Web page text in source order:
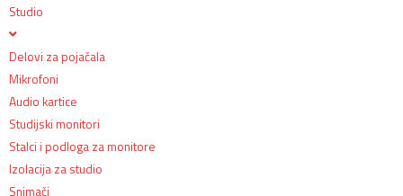
Studio
Delovi za pojačala
Mikrofoni
Audio kartice
Studijski monitori
Stalci i podloga za monitore
Izolacija za studio
Snimači